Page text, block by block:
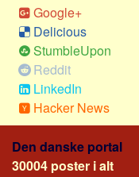
Transport
Alle
Aspekter
Køb og salg
Økonomi
Skatter og afgifter
Google+
Delicious
StumbleUpon
Reddit
LinkedIn
Hacker News
Den danske portal
30004 poster i alt